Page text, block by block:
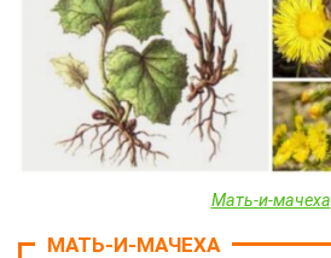
Мать-и-мачеха
МАТЬ-И-МАЧЕХА